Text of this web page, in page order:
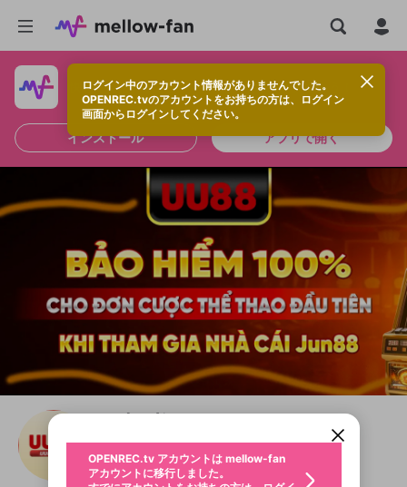
ログイン中のアカウント情報がありませんでした。
OPENREC.tvのアカウントをお持ちの方は、ログイン
画面からログインしてください。
快適に視聴するなら、アプリをインストールしよう！
インストール アプリで開く
Nhà cái UU88
ファンレター
固定動画に設定
マイページに表示されている動画 (ライブ配信、配
OPENREC.tv アカウントは mellow-fan
アカウントに移行しました。
新規登録
新規登録
@
OPENREC.tvアカウントはmellow-fanア
カウントに統合しました。
ログイン
OPENREC.tv アカウントは mellow-fan
アカウントに移行しました。
パーソナルデータの登録
年 月
不適切なユーザーとして報告しま
すか？
サブスクシェア
限定コミュニティ参加方法